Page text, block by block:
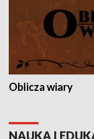
Oblicza wiary
NAUKA I